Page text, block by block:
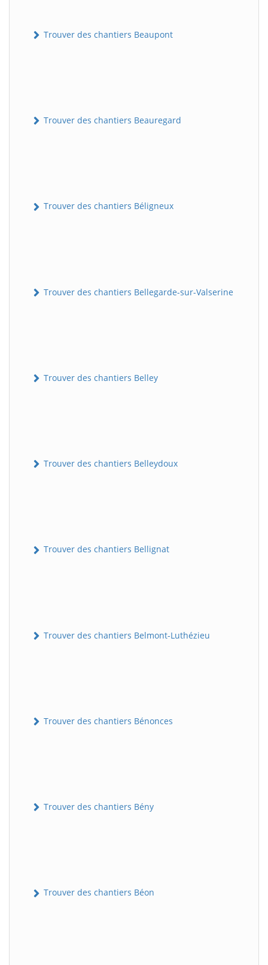
Trouver des chantiers Beaupont
Trouver des chantiers Beauregard
Trouver des chantiers Béligneux
Trouver des chantiers Bellegarde-sur-Valserine
Trouver des chantiers Belley
Trouver des chantiers Belleydoux
Trouver des chantiers Bellignat
Trouver des chantiers Belmont-Luthézieu
Trouver des chantiers Bénonces
Trouver des chantiers Bény
Trouver des chantiers Béon